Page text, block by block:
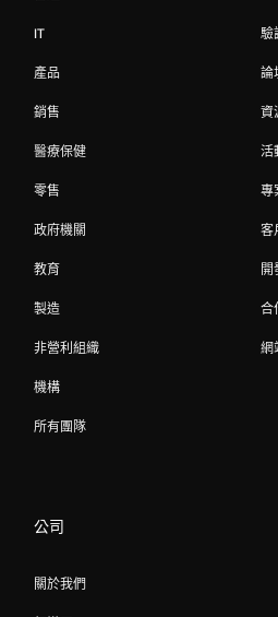
IT
產品
銷售
醫療保健
零售
政府機關
教育
製造
非營利組織
機構
所有團隊
驗
論
資
活
專
客
開
合
網
公司
關於我們